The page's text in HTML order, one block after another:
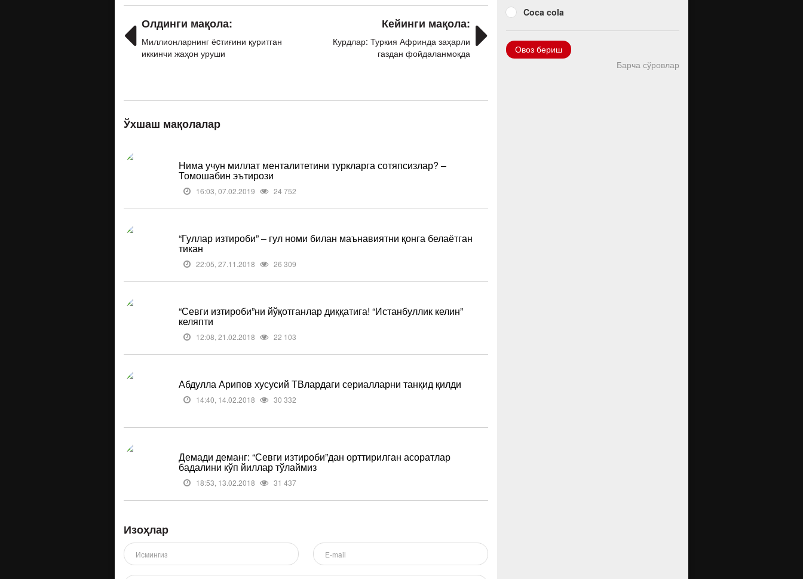
Кейинги мақола:
Курдлар: Туркия Афринда заҳарли
газдан фойдаланмоқда
Олдинги мақола:
Миллионларнинг ёcтиғини қуритган
иккинчи жаҳон уруши
Ўхшаш мақолалар
Нима учун миллат менталитетини туркларга сотяпсизлар? –
Томошабин эътирози
16:03, 07.02.2019 24 752
“Гуллар изтироби” – гул номи билан маънавиятни қонга белаётган
тикан
22:05, 27.11.2018 26 309
“Севги изтироби”ни йўқотганлар диққатига! “Истанбуллик келин”
келяпти
12:08, 21.02.2018 22 103
Абдулла Арипов хусусий ТВлардаги сериалларни танқид қилди
14:40, 14.02.2018 30 332
Демади деманг: “Севги изтироби”дан орттирилган асоратлар
бадалини кўп йиллар тўлаймиз
18:53, 13.02.2018 31 437
Изоҳлар
Coca cola
Овоз бериш
Барча сўровлар